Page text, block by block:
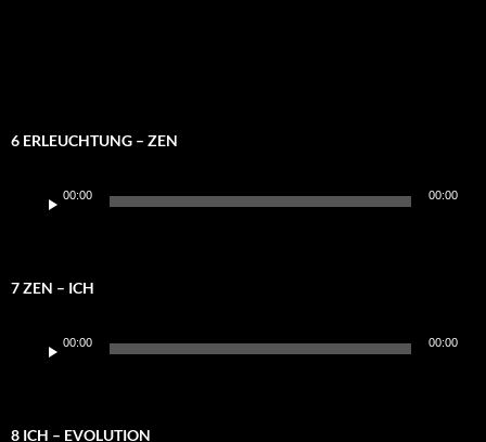
6 ERLEUCHTUNG – ZEN
Player
00:00 00:00
7 ZEN – ICH
Player
00:00 00:00
8 ICH – EVOLUTION